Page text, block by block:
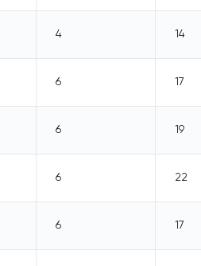
4 14
6 17
6 19
6 22
6 17